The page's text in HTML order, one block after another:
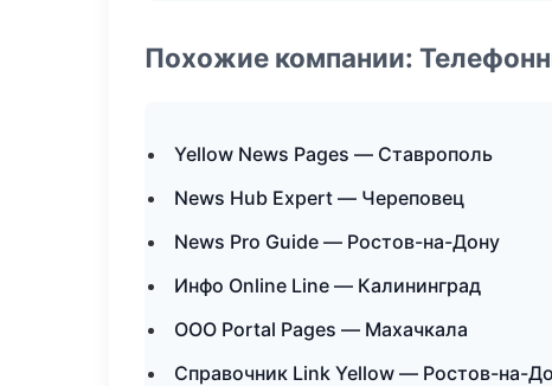
Похожие компании:
Yellow News Pages — Ставрополь
News Hub Expert — Череповец
News Pro Guide — Ростов-на-Дону
Инфо Online Line — Калининград
ООО Portal Pages — Махачкала
Справочник Link Yellow — Ростов-на-